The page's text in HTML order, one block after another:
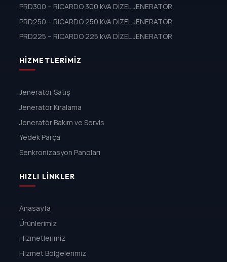
PRD300 – RICARDO 300 kVA DİZEL JENERATÖR
PRD250 – RICARDO 250 kVA DİZEL JENERATÖR
PRD225 – RICARDO 225 kVA DİZEL JENERATÖR
HIZMETLERIMIZ
Jeneratör Satış
Jeneratör Kiralama
Jeneratör Bakım ve Servis
Yedek Parça
Senkronizasyon Panoları
HIZLI LINKLER
Anasayfa
Ürünlerimiz
Hizmetlerimiz
Hizmet Bölgelerimiz